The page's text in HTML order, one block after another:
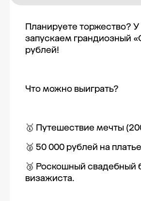
Планируете торжество?
запускаем грандиозный
рублей!
Что можно выиграть?
🥇 Путешествие мечты
🥈 50 000 рублей на
🥉 Роскошный свадебный
визажиста.